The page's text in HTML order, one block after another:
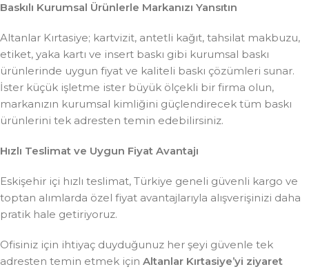
Baskılı Kurumsal Ürünlerle Markanızı Yansıtın
Altanlar Kırtasiye; kartvizit, antetli kağıt, tahsilat makbuzu,
etiket, yaka kartı ve insert baskı gibi kurumsal baskı
ürünlerinde uygun fiyat ve kaliteli baskı çözümleri sunar.
İster küçük işletme ister büyük ölçekli bir firma olun,
markanızın kurumsal kimliğini güçlendirecek tüm baskı
ürünlerini tek adresten temin edebilirsiniz.
Hızlı Teslimat ve Uygun Fiyat Avantajı
Eskişehir içi hızlı teslimat, Türkiye geneli güvenli kargo ve
toptan alımlarda özel fiyat avantajlarıyla alışverişinizi daha
pratik hale getiriyoruz.
Ofisiniz için ihtiyaç duyduğunuz her şeyi güvenle tek
adresten temin etmek için Altanlar Kırtasiye’yi ziyaret